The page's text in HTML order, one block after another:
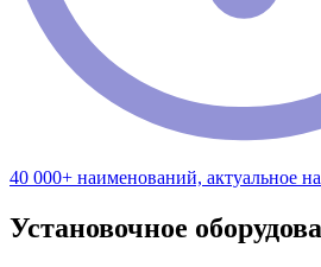
40 000+ наименований, актуальное
Установочное